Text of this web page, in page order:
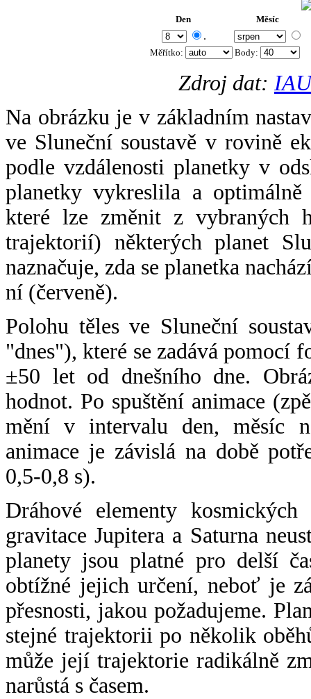
Den Měsíc
.
Měřítko: Body:
Zdroj dat:
Na obrázku je v základním
ve Sluneční soustavě v rovině
podle vzdálenosti planetky v
planetky vykreslila a
které lze změnit z vybraných
trajektorií) některých planet
naznačuje, zda se planetka
ní (červeně).
Polohu těles ve Sluneční
"dnes"), které se zadává pomocí
±50 let od dnešního dne.
hodnot. Po spuštění animace
mění v intervalu den, měsíc
animace je závislá na době
0,5-0,8 s).
Dráhové elementy
gravitace Jupitera a Saturna
planety jsou platné pro delší
obtížné jejich určení, neboť je
přesnosti, jakou požadujeme.
stejné trajektorii po několik
může její trajektorie radikálně
narůstá s časem.